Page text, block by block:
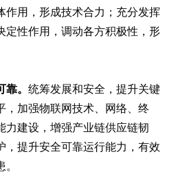
作用，形成技术合力；充分发挥
定性作用，调动各方积极性，形
。 统筹发展和安全，提升关键
，加强物联网技术、网络、终
力建设，增强产业链供应链韧
，提升安全可靠运行能力，有效